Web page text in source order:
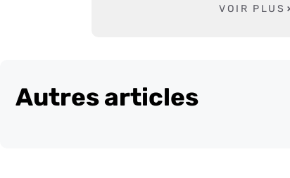
VOIR PLUS
Autres articles